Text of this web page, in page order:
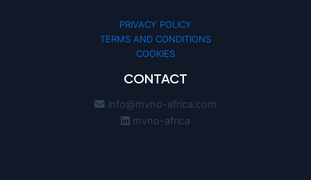
PRIVACY POLICY
TERMS AND CONDITIONS
COOKIES
CONTACT
info@mvno-africa.com
mvno-africa